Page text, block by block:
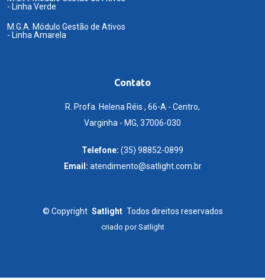
- Linha Verde
M.G.A. Módulo Gestão de Ativos
- Linha Amarela
Contato
R. Profa. Helena Réis , 66-A - Centro,
Varginha - MG, 37006-030
Telefone: (35) 98852-0899
Email: atendimento@satlight.com.br
© Copyright Satlight Todos direitos reservados
criado porSatlight